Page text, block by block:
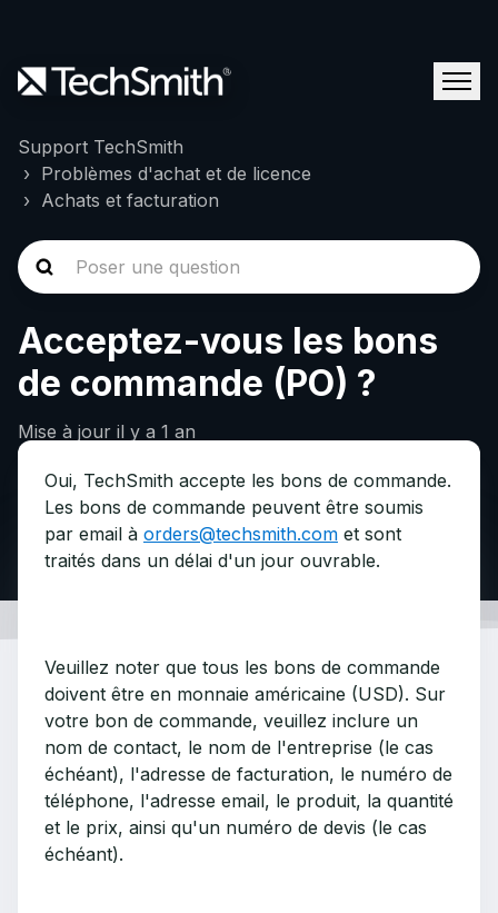
Support TechSmith
Problèmes d'achat et de licence
Achats et facturation
Acceptez-vous les bons
de commande (PO) ?
Mise à jour il y a 1 an
Oui, TechSmith accepte les bons de commande.
Les bons de commande peuvent être soumis
par email à orders@techsmith.com et sont
traités dans un délai d'un jour ouvrable.
Veuillez noter que tous les bons de commande
doivent être en monnaie américaine (USD). Sur
votre bon de commande, veuillez inclure un
nom de contact, le nom de l'entreprise (le cas
échéant), l'adresse de facturation, le numéro de
téléphone, l'adresse email, le produit, la quantité
et le prix, ainsi qu'un numéro de devis (le cas
échéant).